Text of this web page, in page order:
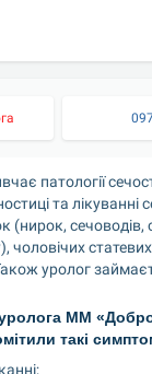
патології
та лікуванні
(нирок, сечоводів,
статевих
уролог
уролога ММ
такі